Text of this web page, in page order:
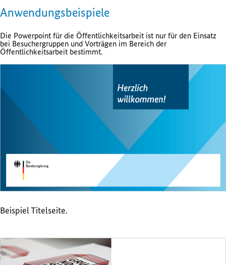
Anwendungsbeispiele
Die Powerpoint für die Öffentlichkeitsarbeit ist nur für den Einsatz
bei Besuchergruppen und Vorträgen im Bereich der
Öffentlichkeitsarbeit bestimmt.
Beispiel Titelseite.